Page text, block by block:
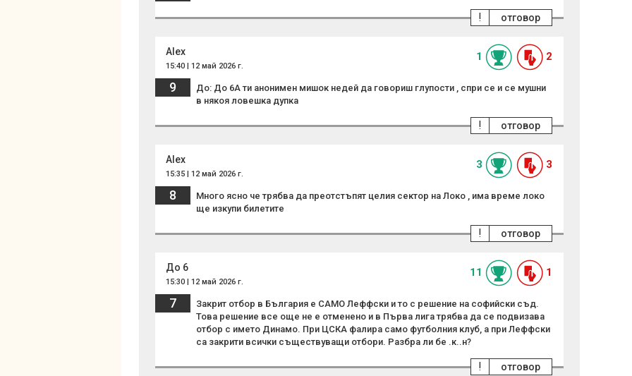
отговор
!
Alex
15:40 | 12 май 2026 г.
1 2
9
До: До 6А ти анонимен мишок недей да говориш глупости , спри се и се мушни
в някоя ловешка дупка
отговор
!
Alex
15:35 | 12 май 2026 г.
3 3
8
Много ясно че трябва да преотстъпят целия сектор на Локо , има време локо
ще изкупи билетите
отговор
!
До 6
15:30 | 12 май 2026 г.
11 1
7
Закрит отбор в България е САМО Леффски и то с решение на софийски съд.
Това решение все още не е отменено и в Първа лига трябва да се подвизава
отбор с името Динамо. При ЦСКА фалира само футболния клуб, а при Леффски
са закрити всички съществуващи отбори. Разбра ли бе .к..н?
отговор
!